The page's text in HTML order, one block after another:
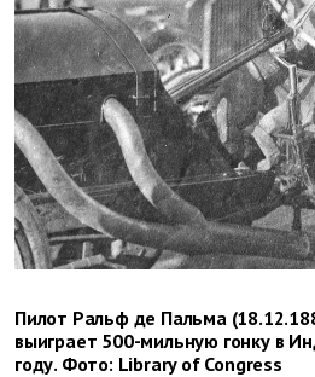
Пилот Ральф де Пальма
выиграет 500-мильную гонку в
году. Фото: Library of Congress